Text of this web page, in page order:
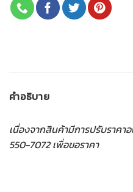
คำอธิบาย
เนื่องจากสินค้ามีการปรับราค
550-7072 เพื่อขอราคา